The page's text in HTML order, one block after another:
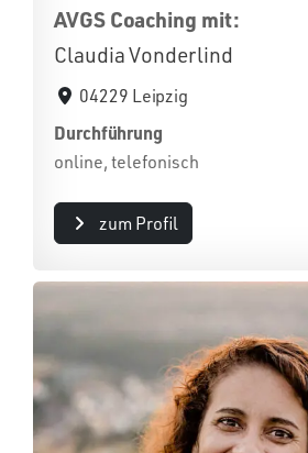
AVGS Coaching mit:
Claudia Vonderlind
04229 Leipzig
Durchführung
online, telefonisch
zum Profil